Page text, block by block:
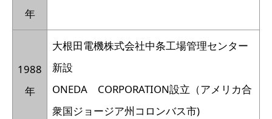
年
1988
年
大根田電機株式会社中条工場管理センター
新設
ONEDA CORPORATION設立（アメリカ合
衆国ジョージア州コロンバス市)